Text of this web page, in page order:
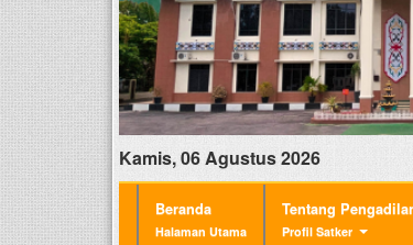
Kamis, 06 Agustus 2026
Beranda
Halaman Utama
Tentang
Profil Satker